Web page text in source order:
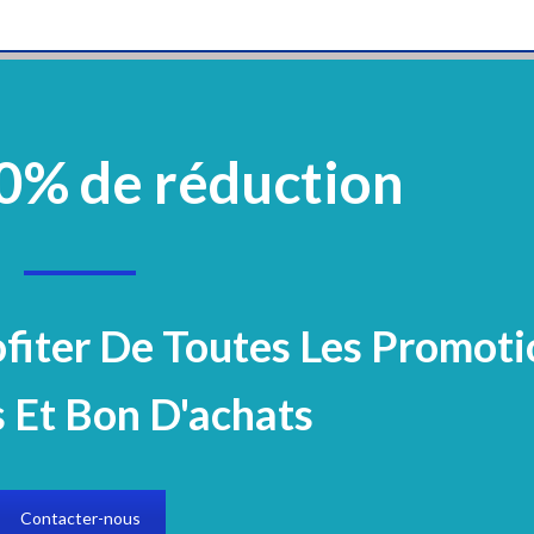
de réduction
De Toutes Les
Et Bon D'achats
Contacter-nous
Plastique Et VerrerieMobilier Réactifs Et Colorants
Electrocardiogramme